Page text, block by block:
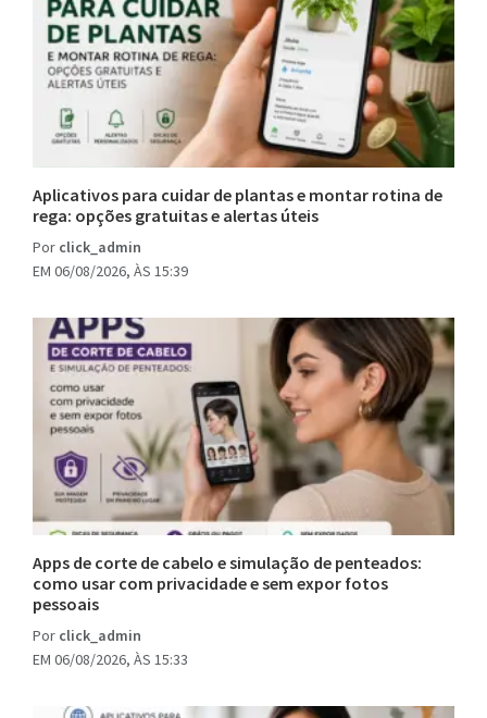
Aplicativos para cuidar de plantas e montar rotina de
rega: opções gratuitas e alertas úteis
Por click_admin
EM 06/08/2026, ÀS 15:39
Apps de corte de cabelo e simulação de penteados:
como usar com privacidade e sem expor fotos
pessoais
Por click_admin
EM 06/08/2026, ÀS 15:33